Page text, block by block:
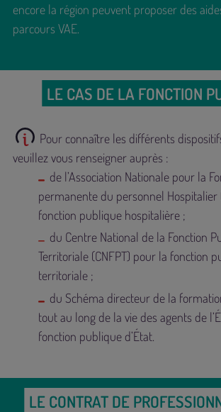
encore la région peuvent proposer des
parcours VAE.
LE CAS DE LA FONCTION
Pour connaître les différents
veuillez vous renseigner auprès :
de l’Association Nationale pour la
permanente du personnel Hospitalier
fonction publique hospitalière ;
du Centre National de la Fonction
Territoriale (CNFPT) pour la fonction
territoriale ;
du Schéma directeur de la
tout au long de la vie des agents de
fonction publique d’État.
LE CONTRAT DE